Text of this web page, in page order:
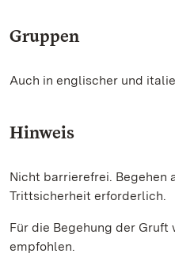
Gruppen
Auch in englischer und
Hinweis
Nicht barrierefrei. Begehen
Trittsicherheit erforderlich.
Für die Begehung der
empfohlen.